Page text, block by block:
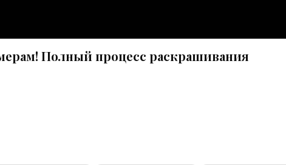
Полный процесс раскрашивания